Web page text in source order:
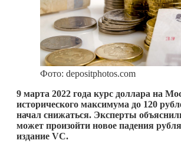
Фото: depositphotos.com
9 марта 2022 года курс доллара на
исторического максимума до 120
начал снижаться. Эксперты
может произойти новое падения
издание VC.